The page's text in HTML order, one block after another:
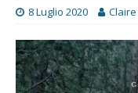
8 Luglio 2020 Claire